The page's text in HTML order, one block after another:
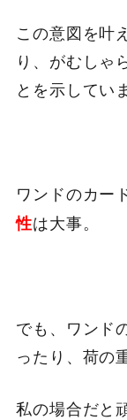
この意図を叶
り、がむしゃ
とを示してい
ワンドのカー
性は大事。
でも、ワンド
ったり、荷の
私の場合だと